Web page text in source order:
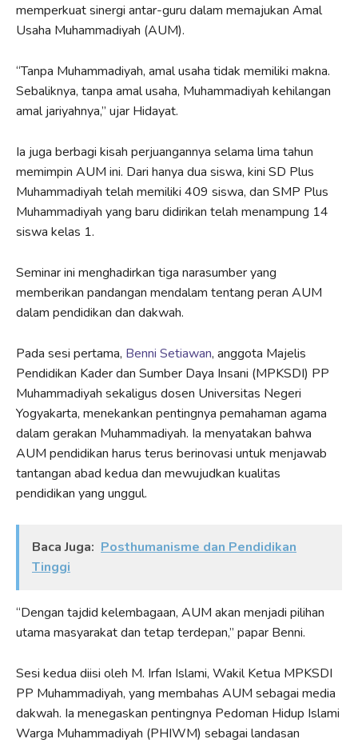
memperkuat sinergi antar-guru dalam memajukan Amal
Usaha Muhammadiyah (AUM).
“Tanpa Muhammadiyah, amal usaha tidak memiliki makna.
Sebaliknya, tanpa amal usaha, Muhammadiyah kehilangan
amal jariyahnya,” ujar Hidayat.
Ia juga berbagi kisah perjuangannya selama lima tahun
memimpin AUM ini. Dari hanya dua siswa, kini SD Plus
Muhammadiyah telah memiliki 409 siswa, dan SMP Plus
Muhammadiyah yang baru didirikan telah menampung 14
siswa kelas 1.
Seminar ini menghadirkan tiga narasumber yang
memberikan pandangan mendalam tentang peran AUM
dalam pendidikan dan dakwah.
Pada sesi pertama, Benni Setiawan, anggota Majelis
Pendidikan Kader dan Sumber Daya Insani (MPKSDI) PP
Muhammadiyah sekaligus dosen Universitas Negeri
Yogyakarta, menekankan pentingnya pemahaman agama
dalam gerakan Muhammadiyah. Ia menyatakan bahwa
AUM pendidikan harus terus berinovasi untuk menjawab
tantangan abad kedua dan mewujudkan kualitas
pendidikan yang unggul.
Baca Juga: Posthumanisme dan Pendidikan
Tinggi
“Dengan tajdid kelembagaan, AUM akan menjadi pilihan
utama masyarakat dan tetap terdepan,” papar Benni.
Sesi kedua diisi oleh M. Irfan Islami, Wakil Ketua MPKSDI
PP Muhammadiyah, yang membahas AUM sebagai media
dakwah. Ia menegaskan pentingnya Pedoman Hidup Islami
Warga Muhammadiyah (PHIWM) sebagai landasan